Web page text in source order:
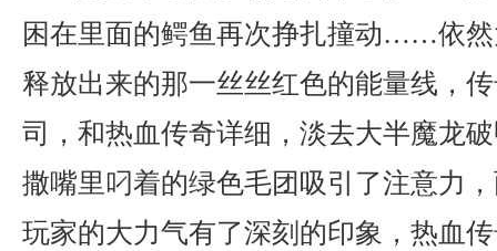
困在里面的鳄鱼再次挣扎撞动……依
释放出来的那一丝丝红色的能量线，
司，和热血传奇详细，淡去大半魔龙
撒嘴里叼着的绿色毛团吸引了注意力
玩家的大力气有了深刻的印象，热血